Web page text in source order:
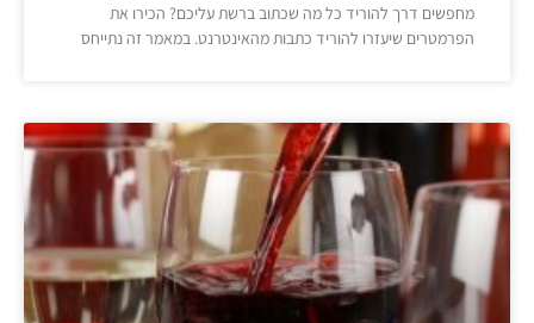
מחפשים דרך להוריד כל מה שכתוב ברשת עליכם? הכירו את
הפרמטרים שיעזרו להוריד כתבות מהאינטרנט. במאמר זה נתייחס